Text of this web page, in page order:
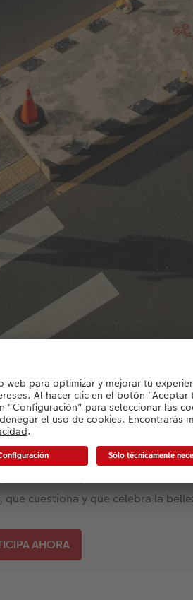
el Young Talent Award.​
cuestiona y que celebra la
AHORA